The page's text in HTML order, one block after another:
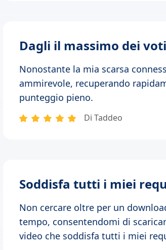
Dagli il massimo dei voti
Nonostante la mia scarsa
ammirevole, recuperando
punteggio pieno.
Di Taddeo
Soddisfa tutti i miei
Non cercare oltre per un
tempo, consentendomi di
video che soddisfa tutti i miei